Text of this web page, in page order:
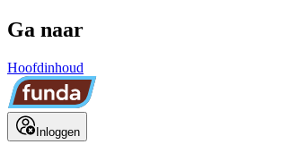
Ga naar
Hoofdinhoud
Inloggen